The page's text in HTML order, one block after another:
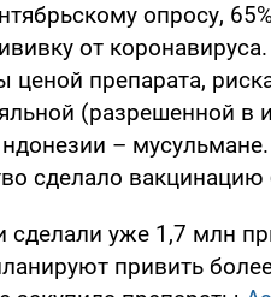
опросу,
от
ценой препарата,
(разрешенной в
–
сделало вакцинацию
сделали уже 1,7 млн
привить